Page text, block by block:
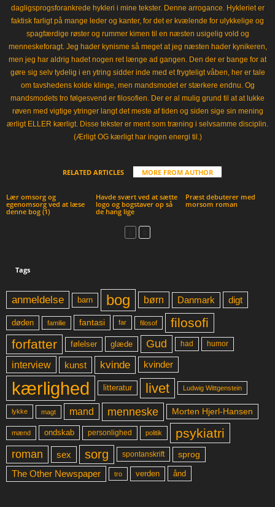
dagligsprogsforankrede hykleri i mine tekster. Denne arrogance. Hykleriet er
faktisk farligt på mange leder og kanter, for det er kvælende for ulykkelige og
spagfærdige røster og rummer kimen til en næsten usigelig vold og
menneskeforagt. Jeg hader kynisme så meget at jeg næsten hader kynikeren,
men jeg har aldrig hadet nogen ret længe ad gangen. Den der er bange for at
gøre sig selv tydelig i en ytring sidder inde med et frygteligt våben, her er tale
om tavshedens kolde klinge, men mandsmodet er stærkere endnu. Og
mandsmodets tro følgesvend er filosofien. Der er al mulig grund til at at lukke
røven med vigtige ytringer langt det meste af tiden og siden sige sin mening
ærligt ELLER kærligt. Disse tekster er ment som træning i selvsamme disciplin.
(Ærligt OG kærligt har ingen energi til.)
RELATED ARTICLES MORE FROM AUTHOR
Lær omsorg og
egenomsorg ved at læse
denne bog (1)
Havde svært ved at sætte
logo og bogstaver op så
de hang lige
Præst debuterer med
morsom roman
Tags
anmeldelse barn bog børn Danmark digt
døden familie fantasi far filosof
filosofi
forfatter
følelser glæde Gud had humor
interview kunst kvinde kvinder
kærlighed litteratur livet Ludwig Wittgenstein
lykke magt mand menneske Morten Hjerl-Hansen
mænd ondskab personlighed politik psykiatri
roman sex sorg spontanskrift sprog
The Other Newspaper tro verden ånd